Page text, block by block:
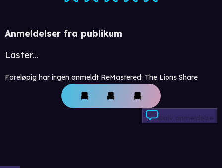
Anmeldelser fra publikum
Laster...
Foreløpig har ingen anmeldt ReMastered: The Lions Share
Skriv anmeldelse